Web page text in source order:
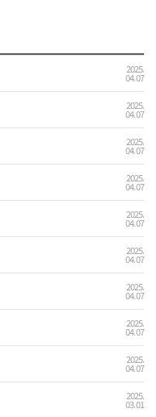
2025.
04. 07
2025.
04. 07
2025.
04. 07
2025.
04. 07
2025.
04. 07
2025.
04. 07
2025.
04. 07
2025.
04. 07
2025.
04. 07
2025.
03. 01